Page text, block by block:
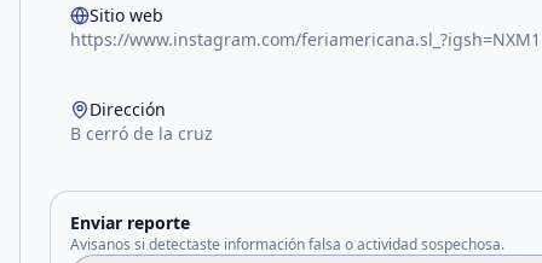
Sitio web
https://www.instagram.com/
Dirección
B cerró de la cruz
Enviar reporte
Avisanos si detectaste información falsa o actividad sospechosa.